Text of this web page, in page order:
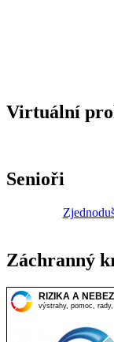
Virtuální
Senioři
Záchranný